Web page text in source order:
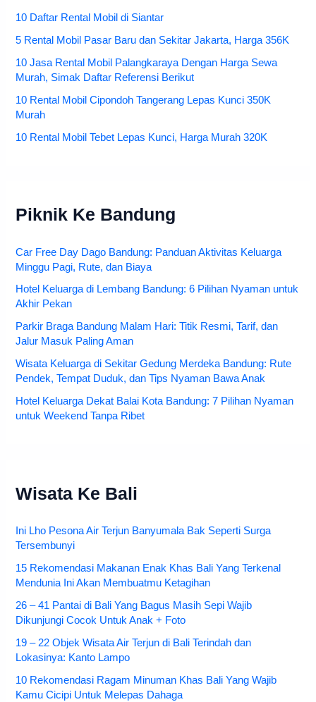
10 Daftar Rental Mobil di Siantar
5 Rental Mobil Pasar Baru dan Sekitar Jakarta, Harga 356K
10 Jasa Rental Mobil Palangkaraya Dengan Harga Sewa
Murah, Simak Daftar Referensi Berikut
10 Rental Mobil Cipondoh Tangerang Lepas Kunci 350K
Murah
10 Rental Mobil Tebet Lepas Kunci, Harga Murah 320K
Piknik Ke Bandung
Car Free Day Dago Bandung: Panduan Aktivitas Keluarga
Minggu Pagi, Rute, dan Biaya
Hotel Keluarga di Lembang Bandung: 6 Pilihan Nyaman untuk
Akhir Pekan
Parkir Braga Bandung Malam Hari: Titik Resmi, Tarif, dan
Jalur Masuk Paling Aman
Wisata Keluarga di Sekitar Gedung Merdeka Bandung: Rute
Pendek, Tempat Duduk, dan Tips Nyaman Bawa Anak
Hotel Keluarga Dekat Balai Kota Bandung: 7 Pilihan Nyaman
untuk Weekend Tanpa Ribet
Wisata Ke Bali
Ini Lho Pesona Air Terjun Banyumala Bak Seperti Surga
Tersembunyi
15 Rekomendasi Makanan Enak Khas Bali Yang Terkenal
Mendunia Ini Akan Membuatmu Ketagihan
26 – 41 Pantai di Bali Yang Bagus Masih Sepi Wajib
Dikunjungi Cocok Untuk Anak + Foto
19 – 22 Objek Wisata Air Terjun di Bali Terindah dan
Lokasinya: Kanto Lampo
10 Rekomendasi Ragam Minuman Khas Bali Yang Wajib
Kamu Cicipi Untuk Melepas Dahaga